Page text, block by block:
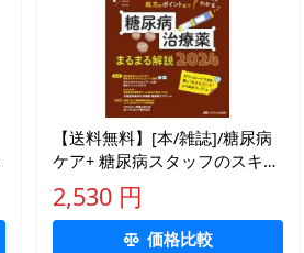
【送料無料】[本/雑誌]/糖尿病
ケア+ 糖尿病スタッフのスキル
にプラスを届ける専門誌 第21
巻1号(2024-1)/メディカ出版
2,530 円
価格比較